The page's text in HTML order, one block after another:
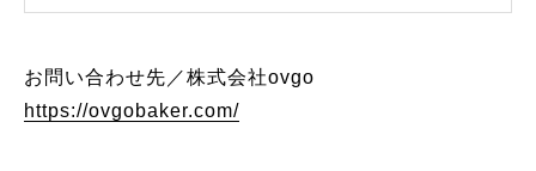
お問い合わせ先／株式会社ovgo
https://ovgobaker.com/